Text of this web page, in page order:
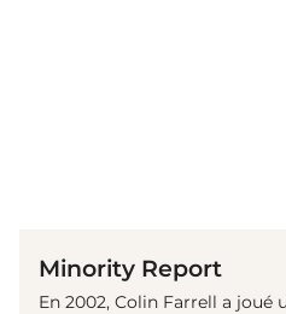
Minority Report
En 2002, Colin Farrell a joué